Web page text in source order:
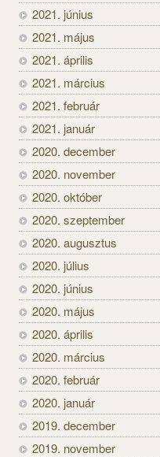
2021. június
2021. május
2021. április
2021. március
2021. február
2021. január
2020. december
2020. november
2020. október
2020. szeptember
2020. augusztus
2020. július
2020. június
2020. május
2020. április
2020. március
2020. február
2020. január
2019. december
2019. november